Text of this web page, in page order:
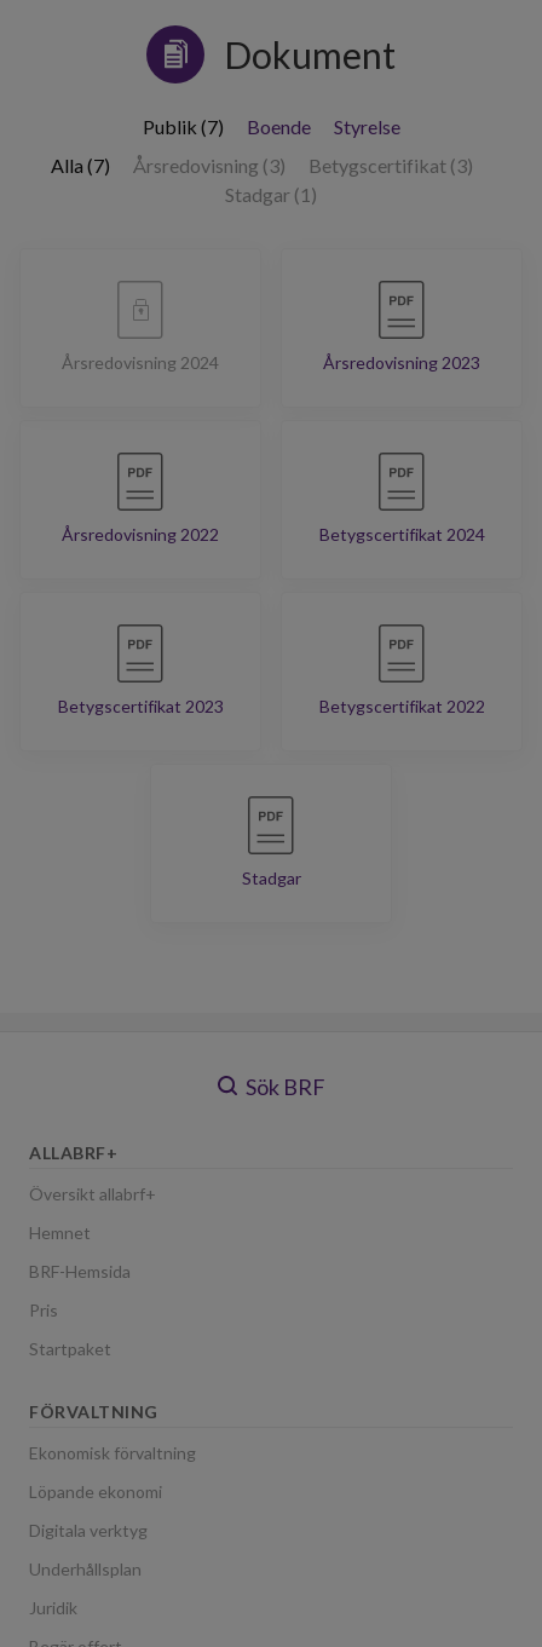
Dokument
Publik (7) Boende
Styrelse
Alla (7)
Årsredovisning (3)
Betygscertifikat (3)
Stadgar (1)
Årsredovisning 2024 Årsredovisning 2023
Årsredovisning 2022 Betygscertifikat 2024
Betygscertifikat 2023 Betygscertifikat 2022
Stadgar
Sök BRF
ALLABRF+
Översikt allabrf+
Hemnet
BRF-Hemsida
Pris
Startpaket
FÖRVALTNING
Ekonomisk förvaltning
Löpande ekonomi
Digitala verktyg
Underhållsplan
Juridik